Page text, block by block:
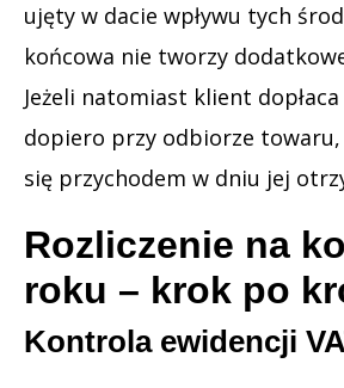
ujęty w dacie wpływu tych
końcowa nie tworzy
Jeżeli natomiast klient
dopiero przy odbiorze towaru,
się przychodem w dniu jej
Rozliczenie na
roku – krok po
Kontrola ewidencji